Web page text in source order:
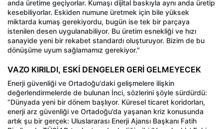
anda üretime geçiyorlar. Kumaşı dijital baskıyla aynı anda üretip
kesebiliyorlar. Eskiden numune üretmek için bile yüksek
miktarda kumaş gerekiyordu, bugün ise tek bir parçaya
istenilen desen uygulanabiliyor. Bu üretim esnekliği ve hızı
sanayide yeni bir rekabet standardı oluşturuyor. Bizim de bu
dönüşüme uyum sağlamamız gerekiyor."
VAZO KIRILDI, ESKİ DENGELER GERİ GELMEYECEK
Enerji güvenliği ve Ortadoğu'daki gelişmelere ilişkin
değerlendirmelerde de bulunan İnci, sözlerini şöyle sürdürdü:
“Dünyada yeni bir dönem başlıyor. Küresel ticaret koridorları,
enerji arz güvenliği ve Ortadoğu’da yaşanan kriz konusunda
artık şu bir gerçek: Uluslararası Enerji Ajansı Başkanı Fatih